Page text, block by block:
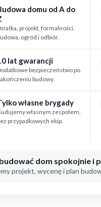
domu od A do
projekt, formalności,
ogród i odbiór.
lat gwarancji
bezpieczeństwo po
budowy.
własne brygady
własnym zespołem,
przypadkowych ekip.
dom spokojnie i
projekt, wycenę i plan